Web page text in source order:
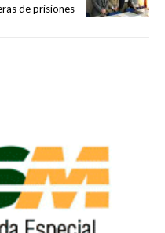
de prisiones